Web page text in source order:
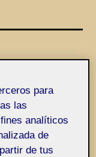
para
las
analíticos
de
de tus